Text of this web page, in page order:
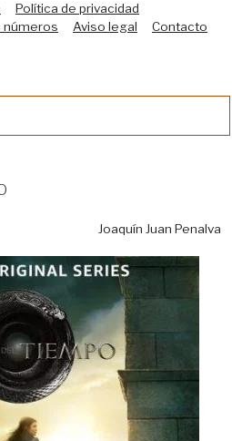
Política de privacidad
números Aviso legal Contacto
Joaquín Juan Penalva